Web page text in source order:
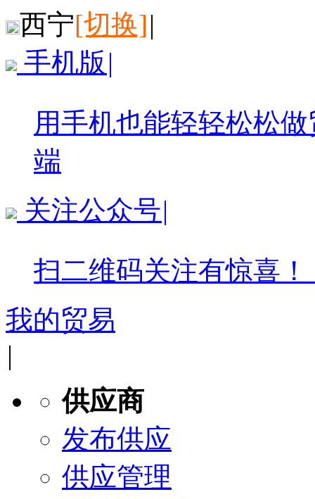
西宁[切换]|
手机版 |
用手机也能轻轻松松
端
关注公众号|
扫二维码关注有惊喜！
我的贸易
|
供应商
发布供应
供应管理